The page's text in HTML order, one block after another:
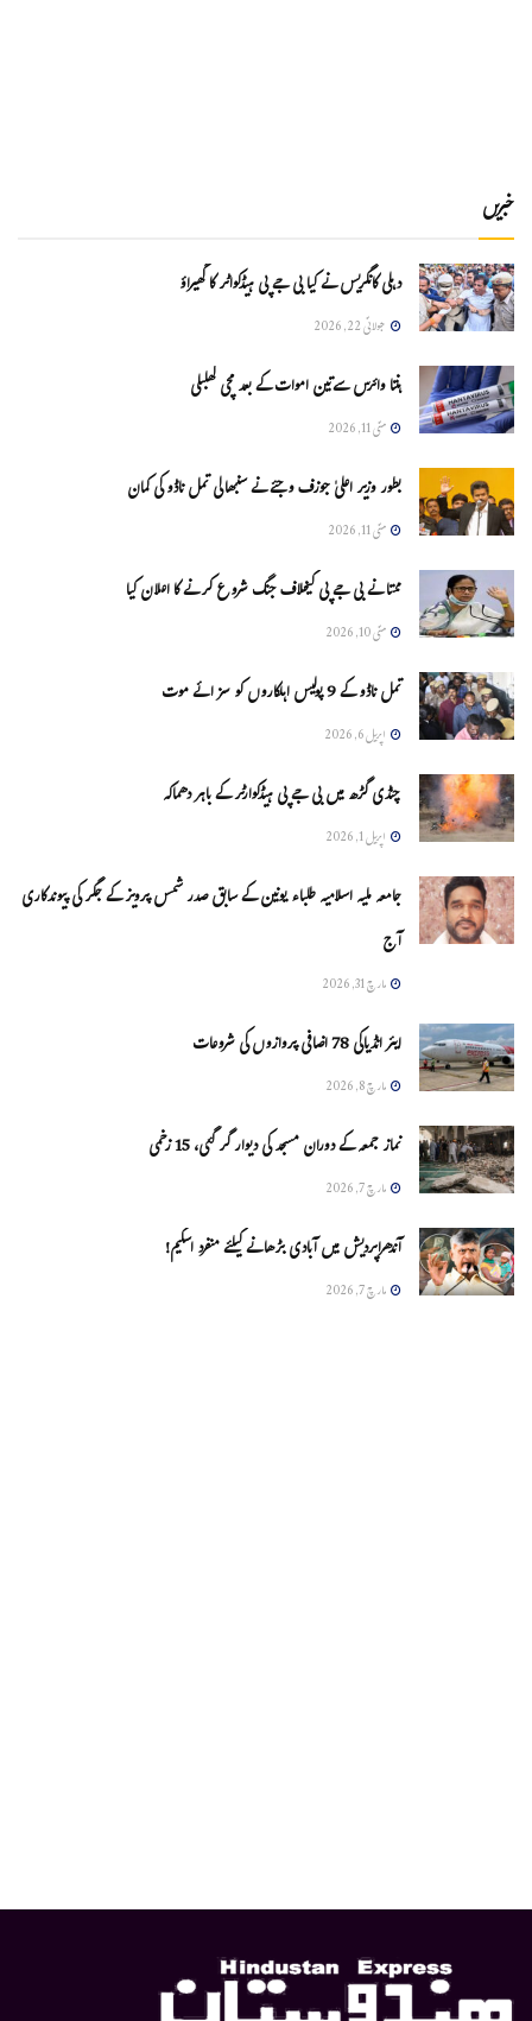
خبریں
دہلی کانگریس نے کیا بی جے پی ہیڈکواٹر کا گھیراؤ
جولائی 22, 2026
ہنتا وائرس سےتین اموات کے بعد مچی کھلبلی
مئی 11, 2026
بطور وزیر اعلیٰ جوزف وجئے نے سنبھالی تمل ناڈو کی کمان
مئی 11, 2026
ممتا نے بی جے پی کیخلاف جنگ شروع کرنے کا اعلان کیا
مئی 10, 2026
تمل ناڈو کے 9 پولیس اہلکاروں کو سزائے موت
اپریل 6, 2026
چنڈی گڑھ میں بی جے پی ہیڈکوارٹر کے باہر دھماکہ
اپریل 1, 2026
جامعہ ملیہ اسلامیہ طلباء یونین کے سابق صدر شمس پرویز کے جگر کی پیوندکاری
آج
مارچ 31, 2026
ایئر انڈیاکی 78 اضافی پروازوں کی شروعات
مارچ 8, 2026
نماز جمعہ کے دوران مسجد کی دیوار گر گئی، 15 زخمی
مارچ 7, 2026
آندھراپردیش میں آبادی بڑھانے کیلئے منفرد اسکیم!
مارچ 7, 2026